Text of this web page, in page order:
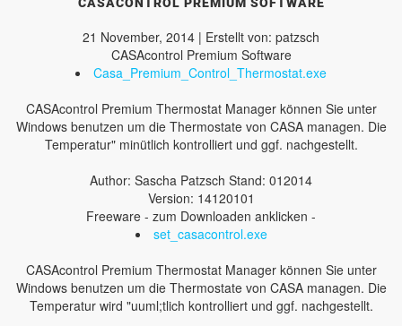
CASACONTROL PREMIUM SOFTWARE
21 November, 2014 | Erstellt von: patzsch
CASAcontrol Premium Software
Casa_Premium_Control_Thermostat.exe
CASAcontrol Premium Thermostat Manager können Sie unter
Windows benutzen um die Thermostate von CASA managen. Die
Temperatur" minütlich kontrolliert und ggf. nachgestellt.
Author: Sascha Patzsch Stand: 012014
Version: 14120101
Freeware - zum Downloaden anklicken -
set_casacontrol.exe
CASAcontrol Premium Thermostat Manager können Sie unter
Windows benutzen um die Thermostate von CASA managen. Die
Temperatur wird "uuml;tlich kontrolliert und ggf. nachgestellt.